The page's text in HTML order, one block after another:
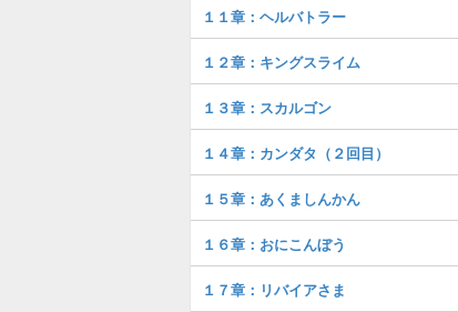
１１章：ヘルバトラー
１２章：キングスライム
１３章：スカルゴン
１４章：カンダタ（２回目）
１５章：あくましんかん
１６章：おにこんぼう
１７章：リバイアさま